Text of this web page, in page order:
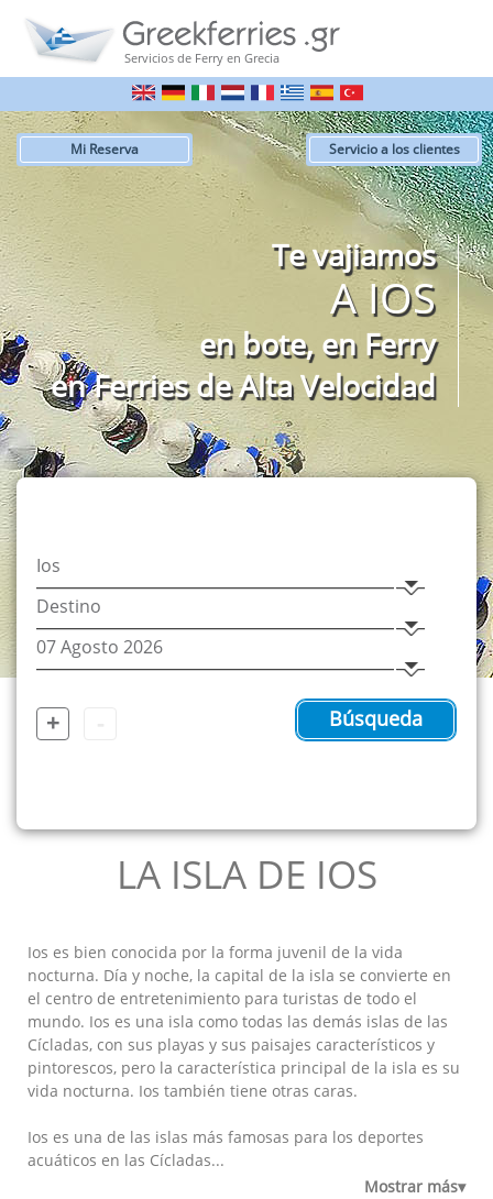
Servicios de Ferry en Grecia
Servicio a los clientes
Mi Reserva
Te vajiamos
A IOS
en bote, en Ferry
en Ferries de Alta Velocidad
+ Búsqueda
LA ISLA DE IOS
Ios es bien conocida por la forma juvenil de la vida
nocturna. Día y noche, la capital de la isla se convierte en
el centro de entretenimiento para turistas de todo el
mundo. Ios es una isla como todas las demás islas de las
Cícladas, con sus playas y sus paisajes característicos y
pintorescos, pero la característica principal de la isla es su
vida nocturna. Ios también tiene otras caras.
Ios es una de las islas más famosas para los deportes
acuáticos en las Cícladas...
Mostrar más▾